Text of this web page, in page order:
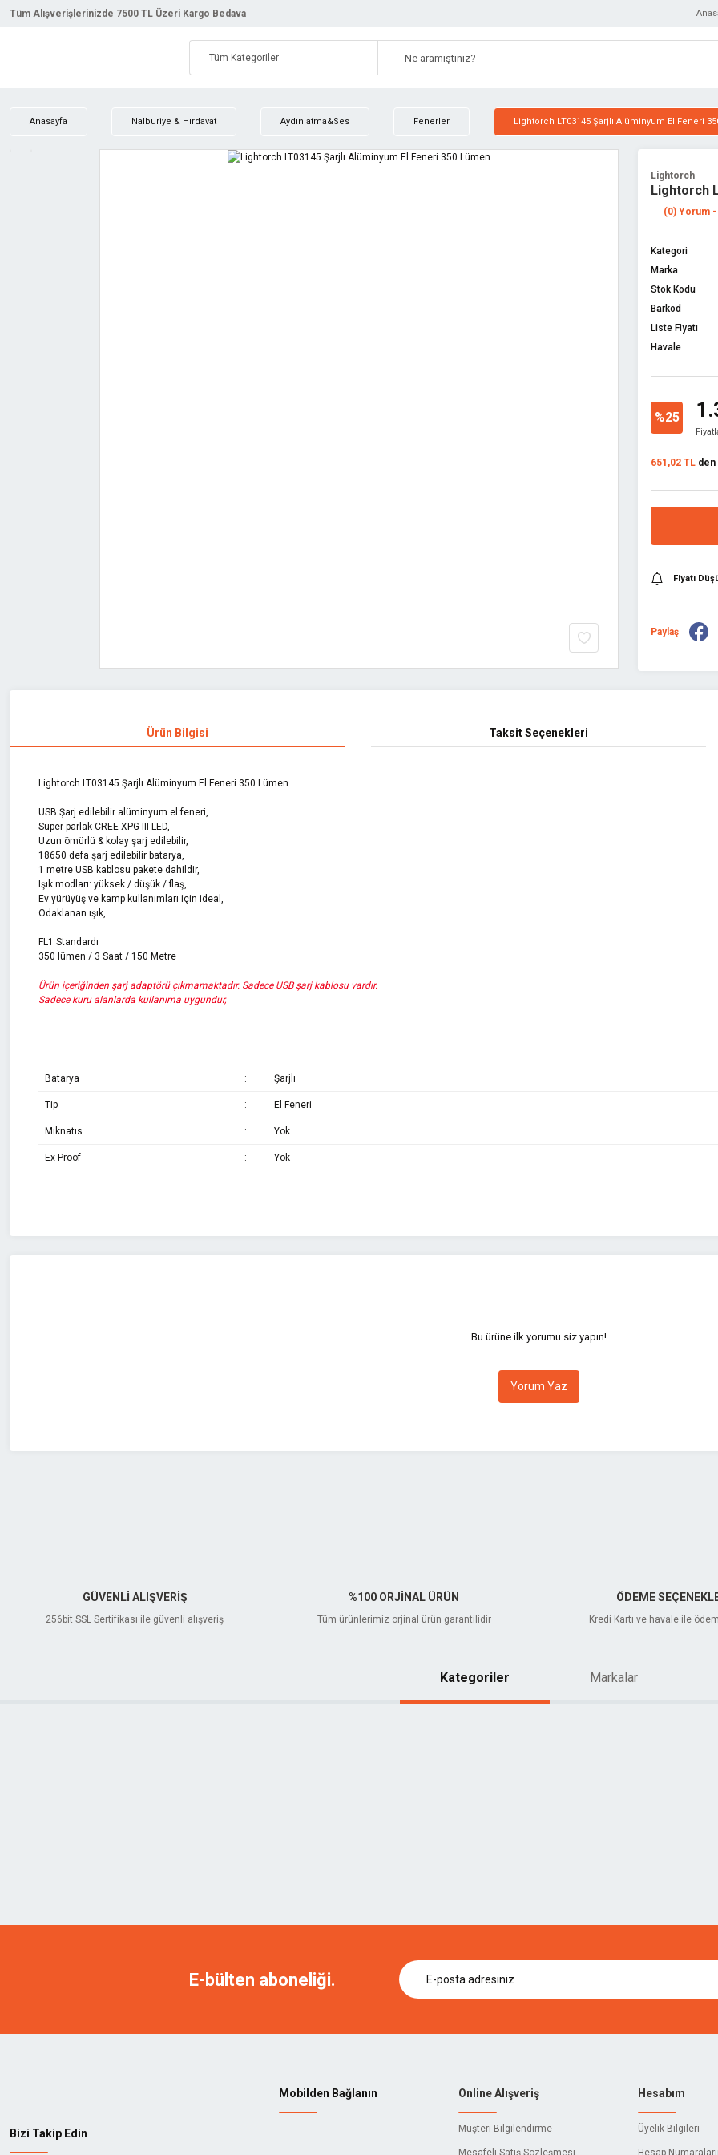
Tüm Alışverişlerinizde 7500 TL Üzeri Kargo Bedava
Anasayfa Nalburiye & Hırdavat Aydınlatma&Ses Fenerler Lightorch LT03145 Şarjlı Alüminyum El Feneri
Lightorch
Lightorch
(0) Yorum -
Kategori
Marka
Stok Kodu
Barkod
Liste Fiyatı
Havale
%25
651,02 TL den
Fiyatı
Paylaş
Ürün Bilgisi Taksit Seçenekleri
Lightorch LT03145 Şarjlı Alüminyum El Feneri 350 Lümen
USB Şarj edilebilir alüminyum el feneri,
Süper parlak CREE XPG III LED,
Uzun ömürlü & kolay şarj edilebilir,
18650 defa şarj edilebilir batarya,
1 metre USB kablosu pakete dahildir,
Işık modları: yüksek / düşük / flaş,
Ev yürüyüş ve kamp kullanımları için ideal,
Odaklanan ışık,
FL1 Standardı
350 lümen / 3 Saat / 150 Metre
Ürün içeriğinden şarj adaptörü çıkmamaktadır. Sadece USB şarj kablosu vardır.
Sadece kuru alanlarda kullanıma uygundur,
Batarya : Şarjlı
Tip : El Feneri
Mıknatıs : Yok
Ex-Proof : Yok
Görüş ve önerileriniz için teşekkür ederiz.
Bu ürüne ilk yorumu siz yapın!
Yorum Yaz
GÜVENLİ ALIŞVERİŞ
256bit SSL Sertifikası ile güvenli alışveriş
%100 ORJİNAL ÜRÜN
Tüm ürünlerimiz orjinal ürün garantilidir
ÖDEME
Kredi Kartı ve havale ile
Kategoriler Markalar
E-bülten aboneliği.
Bizi Takip Edin
Mobilden Bağlanın Online Alışveriş
Müşteri Bilgilendirme
Mesafeli Satış Sözleşmesi
Hesabım
Üyelik Bilgileri
Hesap